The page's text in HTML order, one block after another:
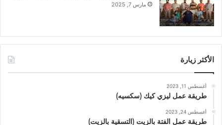
مارس 7, 2025
الأكثر زيارة
أغسطس 11, 2023
طريقة عمل ليزي كيك (سكسيه)
أغسطس 24, 2023
طريقة عمل الفتة بالزيت (التسقية بالزيت)